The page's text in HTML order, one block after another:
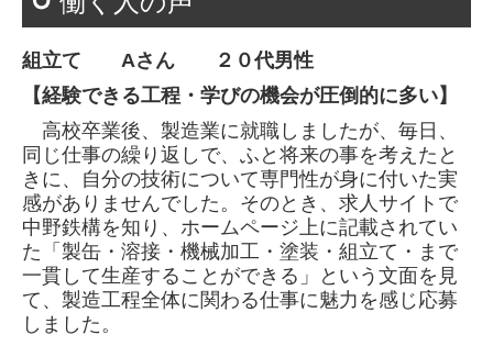
組立て Aさん ２０代男性
【経験できる工程・学びの機会が圧倒的に多い】
高校卒業後、製造業に就職しましたが、毎日、
同じ仕事の繰り返しで、ふと将来の事を考えたと
きに、自分の技術について専門性が身に付いた実
感がありませんでした。そのとき、求人サイトで
中野鉄構を知り、ホームページ上に記載されてい
た「製缶・溶接・機械加工・塗装・組立て・まで
一貫して生産することができる」という文面を見
て、製造工程全体に関わる仕事に魅力を感じ応募
しました。